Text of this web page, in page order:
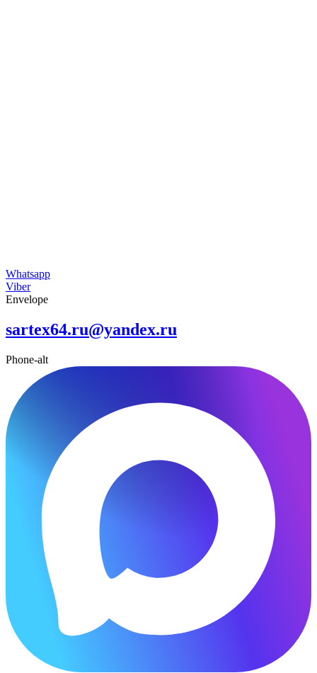
Whatsapp
Viber
Envelope
sartex64.ru@yandex.ru
Phone-alt